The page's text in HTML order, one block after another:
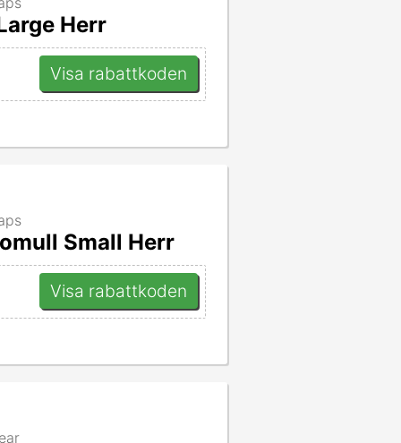
Herr
Visa rabattkoden
Small Herr
Visa rabattkoden